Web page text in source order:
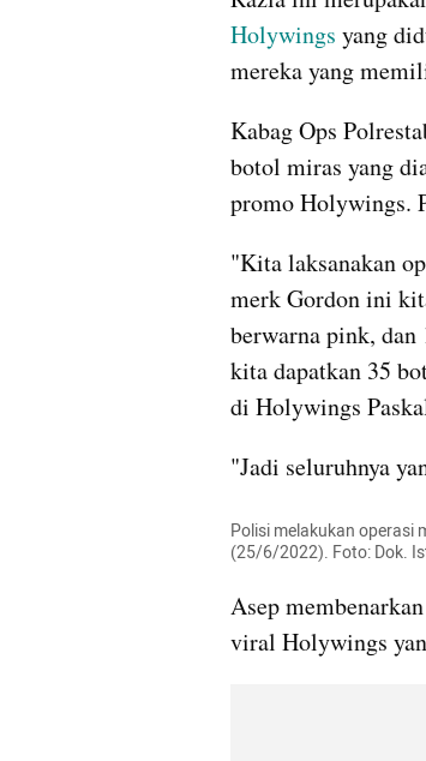
Holywings yang
mereka yang
Kabag Ops
botol miras yang
promo Holywings.
"Kita laksanakan
merk Gordon ini
berwarna pink,
kita dapatkan 35
di Holywings
"Jadi seluruhnya
Polisi melakukan operasi
(25/6/2022). Foto: Dok.
Asep
viral Holywings